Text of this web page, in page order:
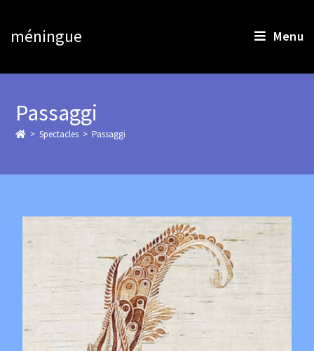
méningue Menu
Passaggi
> Spectacles > Passaggi